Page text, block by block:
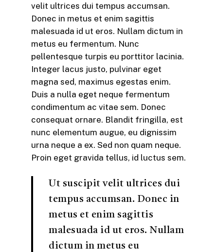
velit ultrices dui tempus accumsan.
Donec in metus et enim sagittis
malesuada id ut eros. Nullam dictum in
metus eu fermentum. Nunc
pellentesque turpis eu porttitor lacinia.
Integer lacus justo, pulvinar eget
magna sed, maximus egestas enim.
Duis a nulla eget neque fermentum
condimentum ac vitae sem. Donec
consequat ornare. Blandit fringilla, est
nunc elementum augue, eu dignissim
urna neque a ex. Sed non quam neque.
Proin eget gravida tellus, id luctus sem.
Ut suscipit velit ultrices dui
tempus accumsan. Donec in
metus et enim sagittis
malesuada id ut eros. Nullam
dictum in metus eu